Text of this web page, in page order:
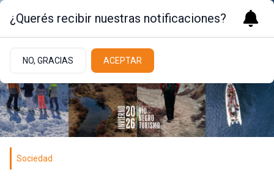
Sociedad
¿Querés recibir nuestras notificaciones?
NO, GRACIAS ACEPTAR